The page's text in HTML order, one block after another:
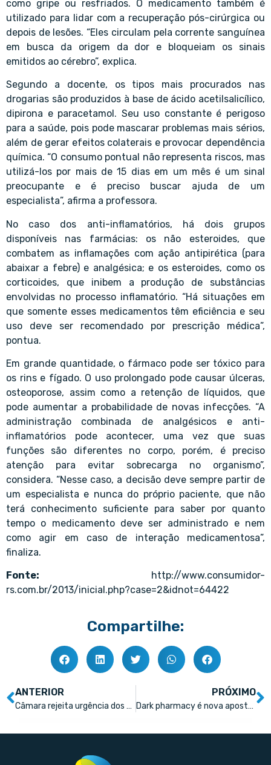
como gripe ou resfriados. O medicamento também é
utilizado para lidar com a recuperação pós-cirúrgica ou
depois de lesões. “Eles circulam pela corrente sanguínea
em busca da origem da dor e bloqueiam os sinais
emitidos ao cérebro”, explica.
Segundo a docente, os tipos mais procurados nas
drogarias são produzidos à base de ácido acetilsalicílico,
dipirona e paracetamol. Seu uso constante é perigoso
para a saúde, pois pode mascarar problemas mais sérios,
além de gerar efeitos colaterais e provocar dependência
química. “O consumo pontual não representa riscos, mas
utilizá-los por mais de 15 dias em um mês é um sinal
preocupante e é preciso buscar ajuda de um
especialista”, afirma a professora.
No caso dos anti-inflamatórios, há dois grupos
disponíveis nas farmácias: os não esteroides, que
combatem as inflamações com ação antipirética (para
abaixar a febre) e analgésica; e os esteroides, como os
corticoides, que inibem a produção de substâncias
envolvidas no processo inflamatório. “Há situações em
que somente esses medicamentos têm eficiência e seu
uso deve ser recomendado por prescrição médica”,
pontua.
Em grande quantidade, o fármaco pode ser tóxico para
os rins e fígado. O uso prolongado pode causar úlceras,
osteoporose, assim como a retenção de líquidos, que
pode aumentar a probabilidade de novas infecções. “A
administração combinada de analgésicos e anti-
inflamatórios pode acontecer, uma vez que suas
funções são diferentes no corpo, porém, é preciso
atenção para evitar sobrecarga no organismo”,
considera. “Nesse caso, a decisão deve sempre partir de
um especialista e nunca do próprio paciente, que não
terá conhecimento suficiente para saber por quanto
tempo o medicamento deve ser administrado e nem
como agir em caso de interação medicamentosa”,
finaliza.
Fonte: http://www.consumidor-
rs.com.br/2013/inicial.php?case=2&idnot=64422
Compartilhe:
ANTERIOR
Câmara rejeita urgência dos medicamentos em supermercados
PRÓXIMO
Dark pharmacy é nova aposta de healthtechs. Anvisa estuda regulamentação